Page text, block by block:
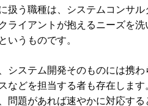
扱う職種は、システムコンサ
ライアントが抱えるニーズを
いうものです。
システム開発そのものには携
などを担当する者も存在します
題があれば速やかに対応する